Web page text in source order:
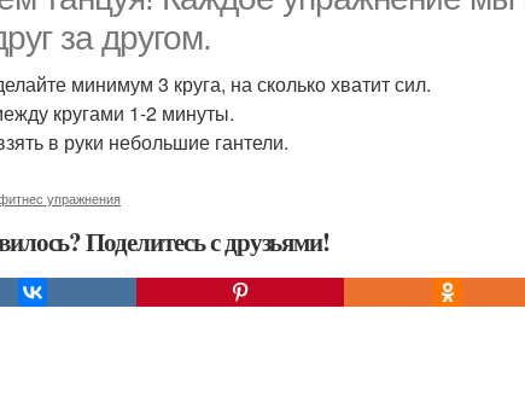
за другом.
минимум 3 круга, на сколько хватит сил.
кругами 1-2 минуты.
в руки небольшие гантели.
упражнения
Поделитесь с друзьями!